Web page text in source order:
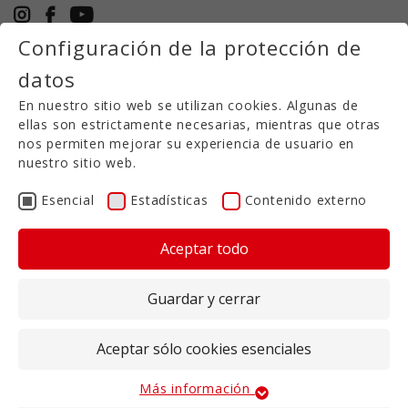
+49 5971 94632-0
Sembradora neumáticos universales
EXCEEDER
El distribuidor neumático EXCEEDER ha sido
especialmente diseñado para la dosificación y
distribución de semisólidos o grano granulado.
El distribuidor puede montarse en un dosificador
FZG o en cualquier otro distribuidor de otra
terminal ISOBUS. Une grande pompe de drainage
Configuración de la protección de
datos
En nuestro sitio web se utilizan cookies. Algunas de
ellas son estrictamente necesarias, mientras que otras
nos permiten mejorar su experiencia de usuario en
nuestro sitio web.
Esencial Estadísticas Contenido externo
Aceptar todo
Guardar y cerrar
Aceptar sólo cookies esenciales
Más información